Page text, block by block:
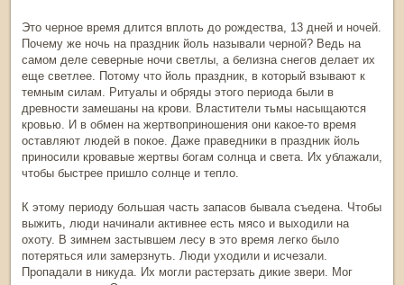
Это черное время длится вплоть до рождества, 13 дней и ночей.
Почему же ночь на праздник йоль называли черной? Ведь на
самом деле северные ночи светлы, а белизна снегов делает их
еще светлее. Потому что йоль праздник , в который взывают к
темным силам. Ритуалы и обряды этого периода были в
древности замешаны на крови. Властители тьмы насыщаются
кровью. И в обмен на жертвоприношения они какое-то время
оставляют людей в покое. Даже праведники в праздник йоль
приносили кровавые жертвы богам солнца и света. Их ублажали,
чтобы быстрее пришло солнце и тепло.
К этому периоду большая часть запасов бывала съедена. Чтобы
выжить, люди начинали активнее есть мясо и выходили на
охоту. В зимнем застывшем лесу в это время легко было
потеряться или замерзнуть. Люди уходили и исчезали.
Пропадали в никуда. Их могли растерзать дикие звери. Мог